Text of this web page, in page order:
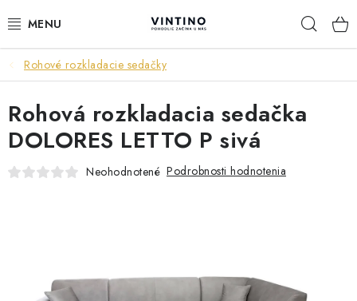
na
NÁBYTOK
VÝPREDAJ
ZÁVESNÉ HOJDACIE KRESLÁ
JEDÁLENSKÉ STOLIČKY
Rohové rozkladacie sedačky
Rohová rozkladacia sedačka
DOLORES LETTO P sivá
Neohodnotené Podrobnosti hodnotenia